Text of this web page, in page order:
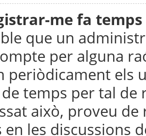
me fa
que un
per alguna
periòdicament els
temps per tal de
això, proveu
en les discussions